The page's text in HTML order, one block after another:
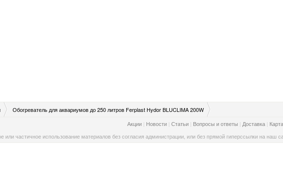
Обогреватель для аквариумов до 250 литров Ferplast Hydor BLUCLIMA 200W
Акции | Новости | Статьи | Вопросы и ответы | Доставка |
или частичное использование материалов без согласия администрации, или без прямой гиперссылки на наш